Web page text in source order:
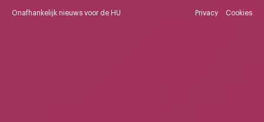
Onafhankelijk nieuws voor de HU Privacy Cookies